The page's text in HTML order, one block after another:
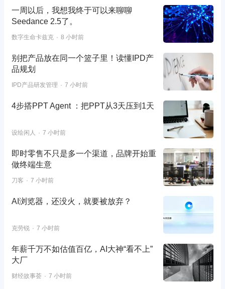
一周以后，我想我终于可以来聊聊
Seedance 2.5了。
数字生命卡兹克 8 小时前
别把产品放在同一个篮子里！读懂IPD产
品规划
IPD产品研发管理 7 小时前
4步搭PPT Agent ：把PPT从3天压到1天
设绘闲人 7 小时前
即时零售不只是多一个渠道，品牌开始重
做终端生意
刀客 7 小时前
AI浏览器，还没火，就要被放弃？
克劳锐 7 小时前
年薪千万不如估值百亿，AI大神“看不上”
大厂
财经故事荟 7 小时前